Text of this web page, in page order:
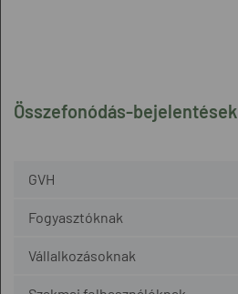
Összefonódás-bejelentések
GVH
Fogyasztóknak
Vállalkozásoknak